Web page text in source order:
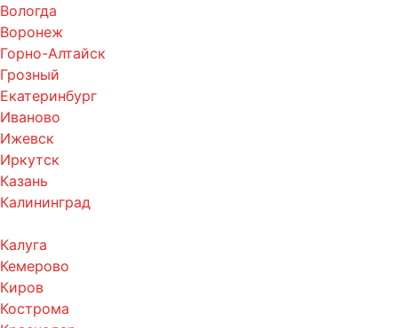
Вологда
Воронеж
Горно-Алтайск
Грозный
Екатеринбург
Иваново
Ижевск
Иркутск
Казань
Калининград
Калуга
Кемерово
Киров
Кострома